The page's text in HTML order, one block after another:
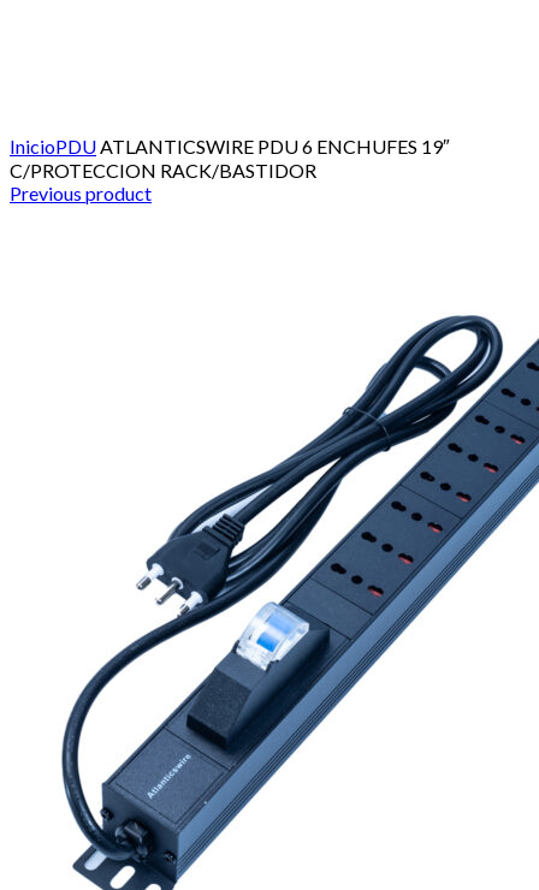
InicioPDU ATLANTICSWIRE PDU 6 ENCHUFES 19″
C/PROTECCION RACK/BASTIDOR
Previous product